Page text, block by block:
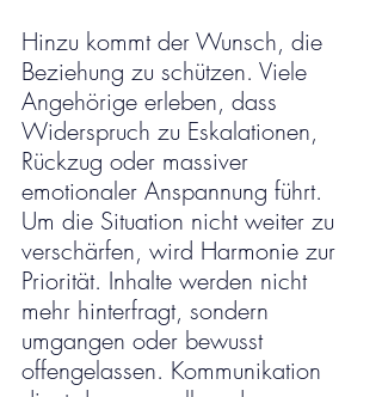
Hinzu kommt der Wunsch, die
Beziehung zu schützen. Viele
Angehörige erleben, dass
Widerspruch zu Eskalationen,
Rückzug oder massiver
emotionaler Anspannung führt.
Um die Situation nicht weiter zu
verschärfen, wird Harmonie zur
Priorität. Inhalte werden nicht
mehr hinterfragt, sondern
umgangen oder bewusst
offengelassen. Kommunikation